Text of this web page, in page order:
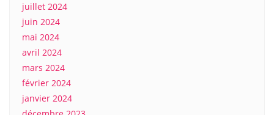
juillet 2024
juin 2024
mai 2024
avril 2024
mars 2024
février 2024
janvier 2024